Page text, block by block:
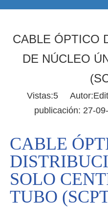
CABLE ÓPTICO
DE NÚCLEO
Vistas:5
publicación: 27-
CABLE
SOLO
TUBO